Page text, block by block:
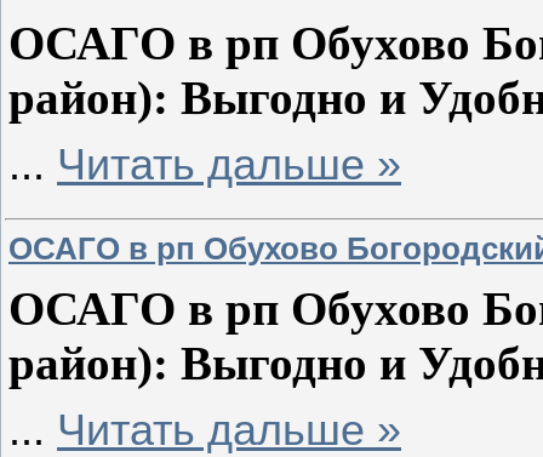
ОСАГО в рп Обухово
район): Выгодно и
... Читать дальше »
ОСАГО в рп Обухово
ОСАГО в рп Обухово
район): Выгодно и
... Читать дальше »